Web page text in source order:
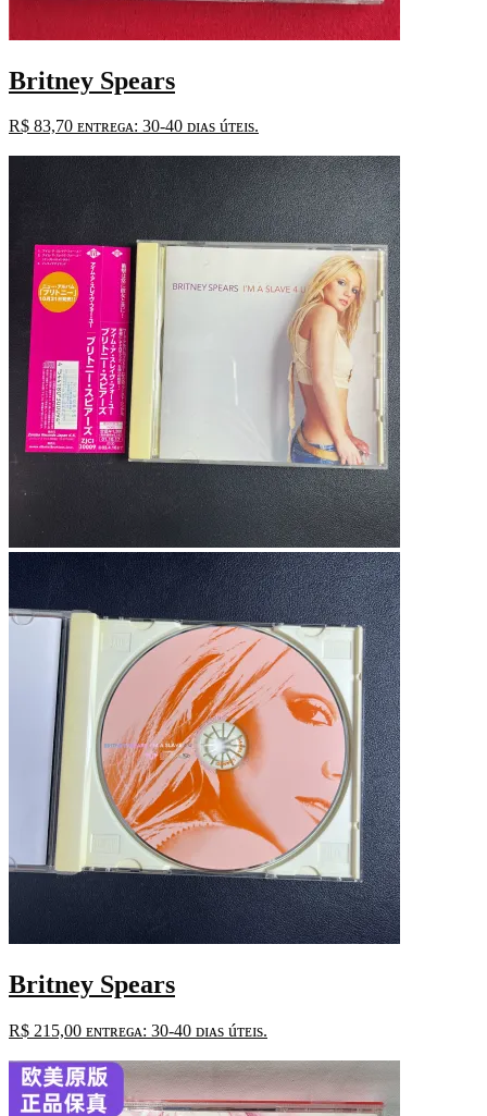
Britney Spears
R$ 83,70 ᴇɴᴛʀᴇɢᴀ: 30-40 ᴅɪᴀs úᴛᴇɪs.
Britney Spears
R$ 215,00 ᴇɴᴛʀᴇɢᴀ: 30-40 ᴅɪᴀs úᴛᴇɪs.